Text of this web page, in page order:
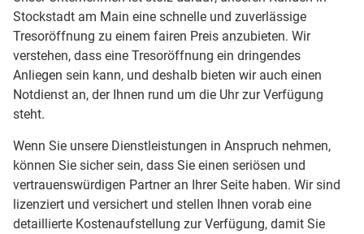
Stockstadt am Main eine schnelle und zuverlässige
Tresoröffnung zu einem fairen Preis anzubieten. Wir
verstehen, dass eine Tresoröffnung ein dringendes
Anliegen sein kann, und deshalb bieten wir auch einen
Notdienst an, der Ihnen rund um die Uhr zur Verfügung
steht.
Wenn Sie unsere Dienstleistungen in Anspruch nehmen,
können Sie sicher sein, dass Sie einen seriösen und
vertrauenswürdigen Partner an Ihrer Seite haben. Wir sind
lizenziert und versichert und stellen Ihnen vorab eine
detaillierte Kostenaufstellung zur Verfügung, damit Sie